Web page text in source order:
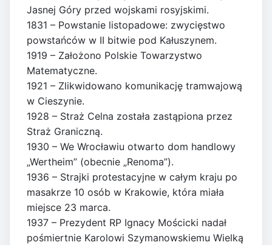
Jasnej Góry przed wojskami rosyjskimi.
1831 – Powstanie listopadowe: zwycięstwo
powstańców w II bitwie pod Kałuszynem.
1919 – Założono Polskie Towarzystwo
Matematyczne.
1921 – Zlikwidowano komunikację tramwajową
w Cieszynie.
1928 – Straż Celna została zastąpiona przez
Straż Graniczną.
1930 – We Wrocławiu otwarto dom handlowy
„Wertheim” (obecnie „Renoma”).
1936 – Strajki protestacyjne w całym kraju po
masakrze 10 osób w Krakowie, która miała
miejsce 23 marca.
1937 – Prezydent RP Ignacy Mościcki nadał
pośmiertnie Karolowi Szymanowskiemu Wielką